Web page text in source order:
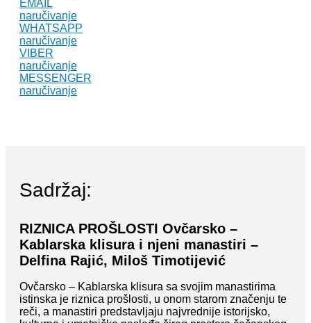
količina
EMAIL
naručivanje
WHATSAPP
naručivanje
VIBER
naručivanje
MESSENGER
naručivanje
Sadržaj:
RIZNICA PROŠLOSTI Ovčarsko –
Kablarska klisura i njeni manastiri –
Delfina Rajić, Miloš Timotijević
Ovčarsko – Kablarska klisura sa svojim manastirima
istinska je riznica prošlosti, u onom starom značenju te
reči, a manastiri predstavljaju najvrednije istorijsko,